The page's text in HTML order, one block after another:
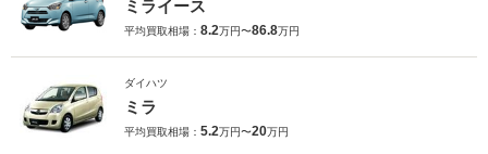
ミライース
平均買取相場： 8.2万円〜86.8万円
ダイハツ
ミラ
平均買取相場： 5.2万円〜20万円